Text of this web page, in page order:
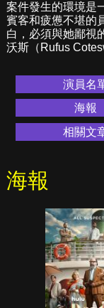
案件發生的環境是
賓客和疲憊不堪的
白，必須與她鄙視
沃斯（Rufus
演員名
海報
相關文
海報